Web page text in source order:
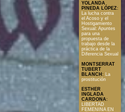
YOLANDA
PINEDA LÓPEZ:
La lucha contra
el Acoso y el
Hostigamiento
Sexual: Apuntes
para una
propuesta de
trabajo desde la
práctica de la
Diferencia Sexual
MONTSERRAT
TUBERT
BLANCH :
La
prostitución
ESTHER
INGLADA
CARDONA:
LIBERTAD
FEMENINA EN